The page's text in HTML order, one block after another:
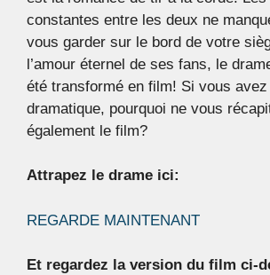
constantes entre les deux ne
vous garder sur le bord de votre
l’amour éternel de ses fans, le
été transformé en film! Si vous
dramatique, pourquoi ne vous
également le film?
Attrapez le drame ici:
REGARDE MAINTENANT
Et regardez la version du film ci-